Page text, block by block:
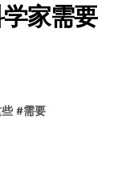
家需要
#需要